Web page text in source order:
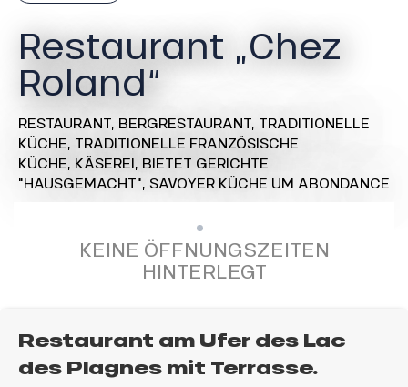
Restaurant „Chez
Roland“
RESTAURANT, BERGRESTAURANT, TRADITIONELLE
KÜCHE, TRADITIONELLE FRANZÖSISCHE
KÜCHE, KÄSEREI, BIETET GERICHTE
"HAUSGEMACHT", SAVOYER KÜCHE UM ABONDANCE
KEINE ÖFFNUNGSZEITEN
HINTERLEGT
Restaurant am Ufer des Lac
des Plagnes mit Terrasse.